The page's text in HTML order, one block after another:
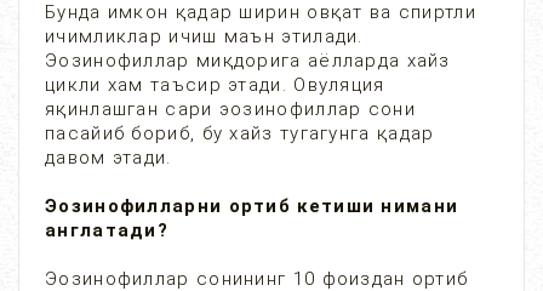
Бунда имкон қадар ширин овқат ва спиртли
ичимликлар ичиш маън этилади.
Эозинофиллар миқдорига аёлларда хайз
цикли хам таъсир этади. Овуляция
яқинлашган сари эозинофиллар сони
пасайиб бориб, бу хайз тугагунга қадар
давом этади.
Эозинофилларни ортиб кетиши нимани
англатади?
Эозинофиллар сонининг 10 фоиздан ортиб